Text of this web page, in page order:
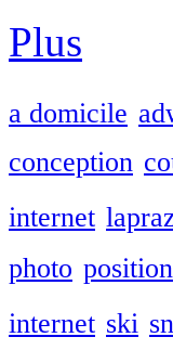
Plus
a domicile
conception
internet
photo position
internet ski